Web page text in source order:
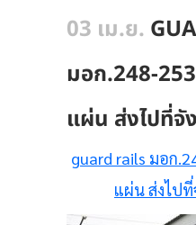
03 เม.ย.
มอก.248-
แผ่น ส่งไปที่จั
guard rails มอก
แผ่น ส่งไป